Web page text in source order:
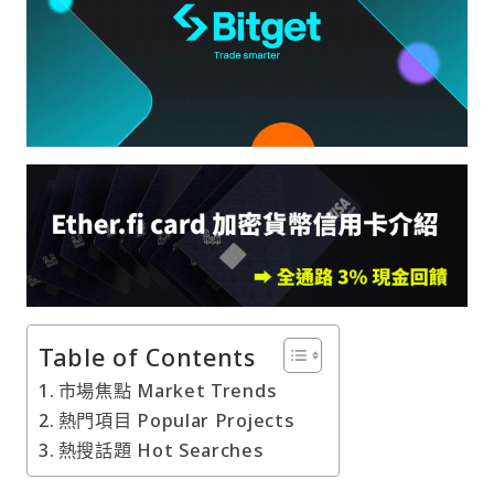
Table of Contents
市場焦點 Market Trends
熱門項目 Popular Projects
熱搜話題 Hot Searches